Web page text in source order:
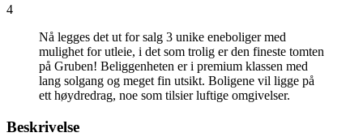
4
Nå legges det ut for salg 3 unike eneboliger med
mulighet for utleie, i det som trolig er den fineste tomten
på Gruben! Beliggenheten er i premium klassen med
lang solgang og meget fin utsikt. Boligene vil ligge på
ett høydredrag, noe som tilsier luftige omgivelser.
Beskrivelse